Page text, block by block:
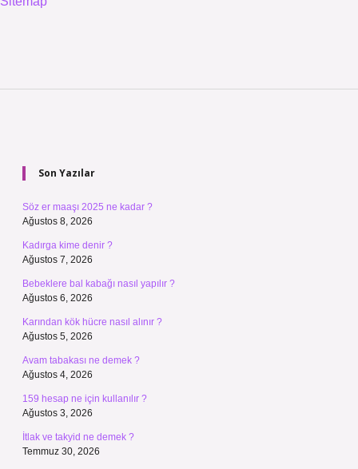
Son Yazılar
Söz er maaşı 2025 ne kadar ?
Ağustos 8, 2026
Kadırga kime denir ?
Ağustos 7, 2026
Bebeklere bal kabağı nasıl yapılır ?
Ağustos 6, 2026
Karından kök hücre nasıl alınır ?
Ağustos 5, 2026
Avam tabakası ne demek ?
Ağustos 4, 2026
159 hesap ne için kullanılır ?
Ağustos 3, 2026
İtlak ve takyid ne demek ?
Temmuz 30, 2026